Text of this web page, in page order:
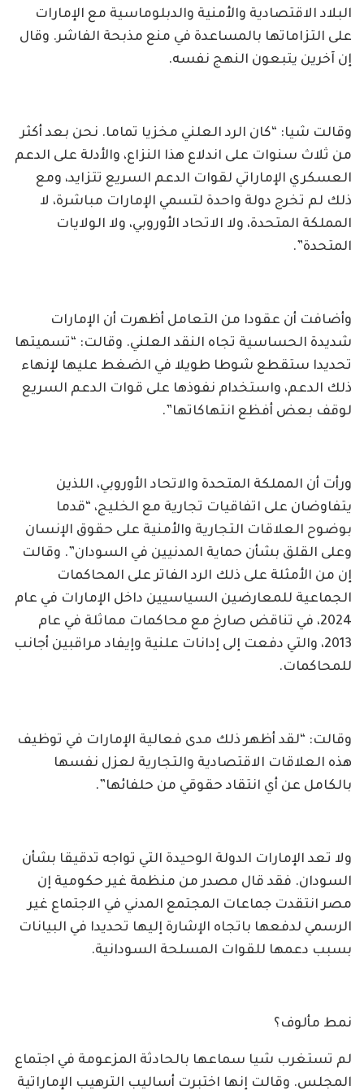
البلاد الاقتصادية والأمنية والدبلوماسية مع الإمارات
على التزاماتها بالمساعدة في منع مذبحة الفاشر. وقال
إن آخرين يتبعون النهج نفسه.
وقالت شيا: “كان الرد العلني مخزيا تماما. نحن بعد أكثر
من ثلاث سنوات على اندلاع هذا النزاع، والأدلة على الدعم
العسكري الإماراتي لقوات الدعم السريع تتزايد، ومع
ذلك لم تخرج دولة واحدة لتسمي الإمارات مباشرة، لا
المملكة المتحدة، ولا الاتحاد الأوروبي، ولا الولايات
المتحدة”.
وأضافت أن عقودا من التعامل أظهرت أن الإمارات
شديدة الحساسية تجاه النقد العلني. وقالت: “تسميتها
تحديدا ستقطع شوطا طويلا في الضغط عليها لإنهاء
ذلك الدعم، واستخدام نفوذها على قوات الدعم السريع
لوقف بعض أفظع انتهاكاتها”.
ورأت أن المملكة المتحدة والاتحاد الأوروبي، اللذين
يتفاوضان على اتفاقيات تجارية مع الخليج، “قدما
بوضوح العلاقات التجارية والأمنية على حقوق الإنسان
وعلى القلق بشأن حماية المدنيين في السودان”. وقالت
إن من الأمثلة على ذلك الرد الفاتر على المحاكمات
الجماعية للمعارضين السياسيين داخل الإمارات في عام
2024، في تناقض صارخ مع محاكمات مماثلة في عام
2013، والتي دفعت إلى إدانات علنية وإيفاد مراقبين أجانب
للمحاكمات.
وقالت: “لقد أظهر ذلك مدى فعالية الإمارات في توظيف
هذه العلاقات الاقتصادية والتجارية لعزل نفسها
بالكامل عن أي انتقاد حقوقي من حلفائها”.
ولا تعد الإمارات الدولة الوحيدة التي تواجه تدقيقا بشأن
السودان. فقد قال مصدر من منظمة غير حكومية إن
مصر انتقدت جماعات المجتمع المدني في الاجتماع غير
الرسمي لدفعها باتجاه الإشارة إليها تحديدا في البيانات
بسبب دعمها للقوات المسلحة السودانية.
نمط مألوف؟
لم تستغرب شيا سماعها بالحادثة المزعومة في اجتماع
المجلس. وقالت إنها اختبرت أساليب الترهيب الإماراتية